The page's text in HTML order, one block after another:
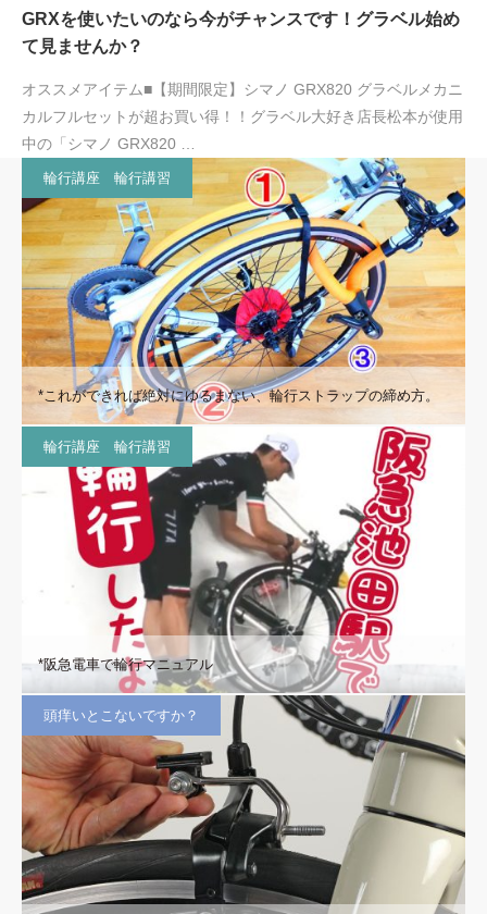
GRXを使いたいのなら今がチャンスです！グラベル始め
て見ませんか？
オススメアイテム■【期間限定】シマノ GRX820 グラベルメカニ
カルフルセットが超お買い得！！グラベル大好き店長松本が使用
中の「シマノ GRX820 …
輪行講座 輪行講習
*これができれば絶対にゆるまない、輪行ストラップの締め方。
輪行講座 輪行講習
*阪急電車で輪行マニュアル
頭痒いとこないですか？